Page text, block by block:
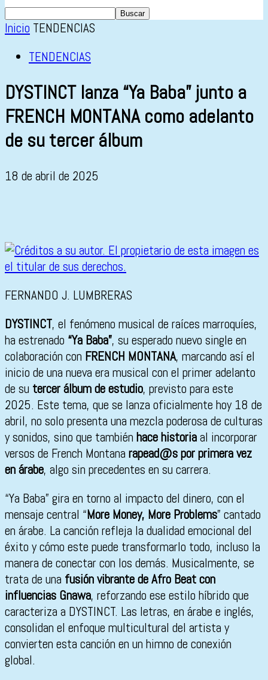
Inicio TENDENCIAS
TENDENCIAS
DYSTINCT lanza “Ya Baba” junto a
FRENCH MONTANA como adelanto
de su tercer álbum
18 de abril de 2025
FERNANDO J. LUMBRERAS
DYSTINCT, el fenómeno musical de raíces marroquíes,
ha estrenado “Ya Baba”, su esperado nuevo single en
colaboración con FRENCH MONTANA, marcando así el
inicio de una nueva era musical con el primer adelanto
de su tercer álbum de estudio, previsto para este
2025. Este tema, que se lanza oficialmente hoy 18 de
abril, no solo presenta una mezcla poderosa de culturas
y sonidos, sino que también hace historiaal incorporar
versos de French Montana rapead@s por primera vez
en árabe, algo sin precedentes en su carrera.
“Ya Baba” gira en torno al impacto del dinero, con el
mensaje central “More Money, More Problems” cantado
en árabe. La canción refleja la dualidad emocional del
éxito y cómo este puede transformarlo todo, incluso la
manera de conectar con los demás. Musicalmente, se
trata de una fusión vibrante de Afro Beat con
influencias Gnawa, reforzando ese estilo híbrido que
caracteriza a DYSTINCT. Las letras, en árabe e inglés,
consolidan el enfoque multicultural del artista y
convierten esta canción en un himno de conexión
global.